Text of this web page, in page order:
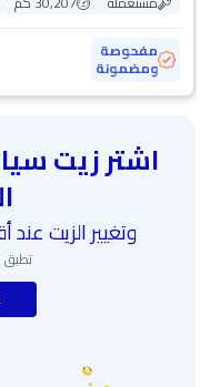
مفحوصة
ومضمونة
اشتر زيت
وتغيير الزيت
تطبق